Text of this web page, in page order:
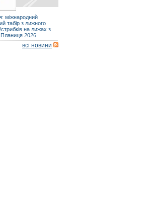
міжнародний
табір з лижного
на лижах з
Планиця 2026
всі новини